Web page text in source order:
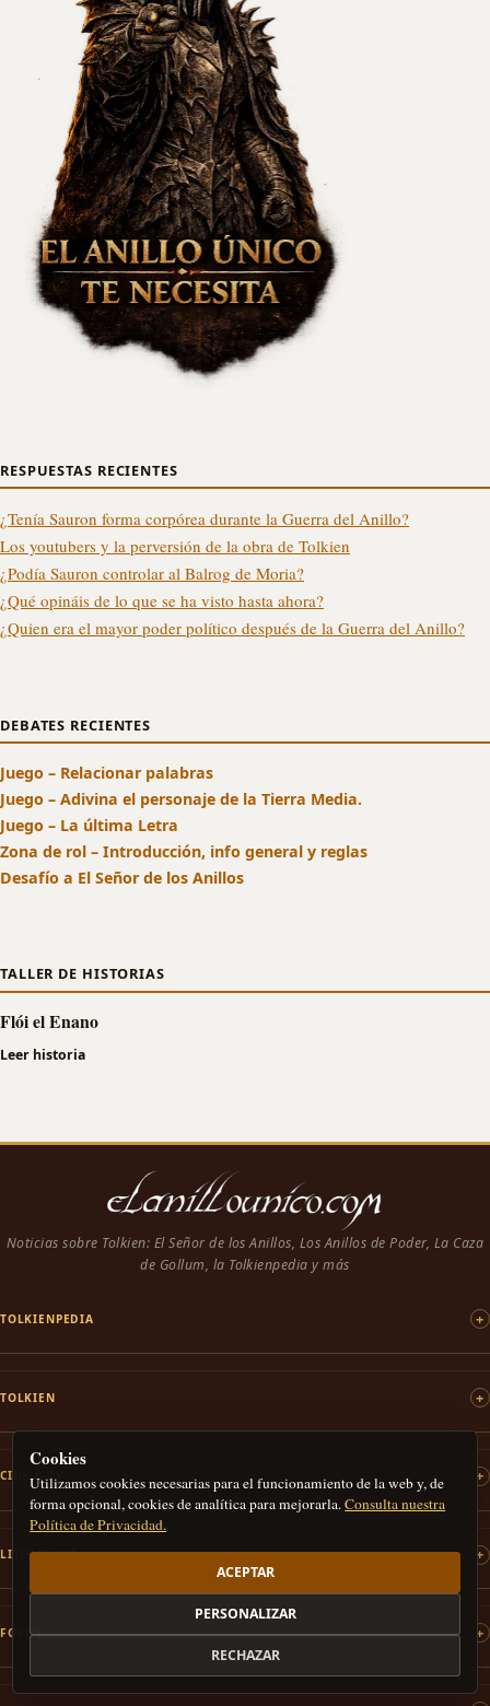
RESPUESTAS RECIENTES
¿Tenía Sauron forma corpórea durante la Guerra del Anillo?
Los youtubers y la perversión de la obra de Tolkien
¿Podía Sauron controlar al Balrog de Moria?
¿Qué opináis de lo que se ha visto hasta ahora?
¿Quien era el mayor poder político después de la Guerra del Anillo?
DEBATES RECIENTES
Juego – Relacionar palabras
Juego – Adivina el personaje de la Tierra Media.
Juego – La última Letra
Zona de rol – Introducción, info general y reglas
Desafío a El Señor de los Anillos
TALLER DE HISTORIAS
Flói el Enano
Leer historia
Noticias sobre Tolkien: El Señor de los Anillos, Los Anillos de Poder, La Caza
de Gollum, la Tolkienpedia y más
TOLKIENPEDIA
TOLKIEN
CINE & TV
LITERATURA
FOROS
Cookies
Utilizamos cookies necesarias para el funcionamiento de la web y, de
forma opcional, cookies de analítica para mejorarla.Consulta nuestra
Política de Privacidad.
ACEPTAR
PERSONALIZAR
RECHAZAR